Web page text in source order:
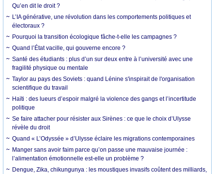
Qu’en dit le droit ?
L’IA générative, une révolution dans les comportements politiques et
électoraux ?
Pourquoi la transition écologique fâche-t-elle les campagnes ?
Quand l’État vacille, qui gouverne encore ?
Santé des étudiants : plus d’un sur deux entre à l’université avec une
fragilité physique ou mentale
Taylor au pays des Soviets : quand Lénine s'inspirait de l'organisation
scientifique du travail
Haïti : des lueurs d’espoir malgré la violence des gangs et l’incertitude
politique
Se faire attacher pour résister aux Sirènes : ce que le choix d’Ulysse
révèle du droit
Quand « L’Odyssée » d’Ulysse éclaire les migrations contemporaines
Manger sans avoir faim parce qu’on passe une mauvaise journée :
l’alimentation émotionnelle est-elle un problème ?
Dengue, Zika, chikungunya : les moustiques invasifs coûtent des milliards,